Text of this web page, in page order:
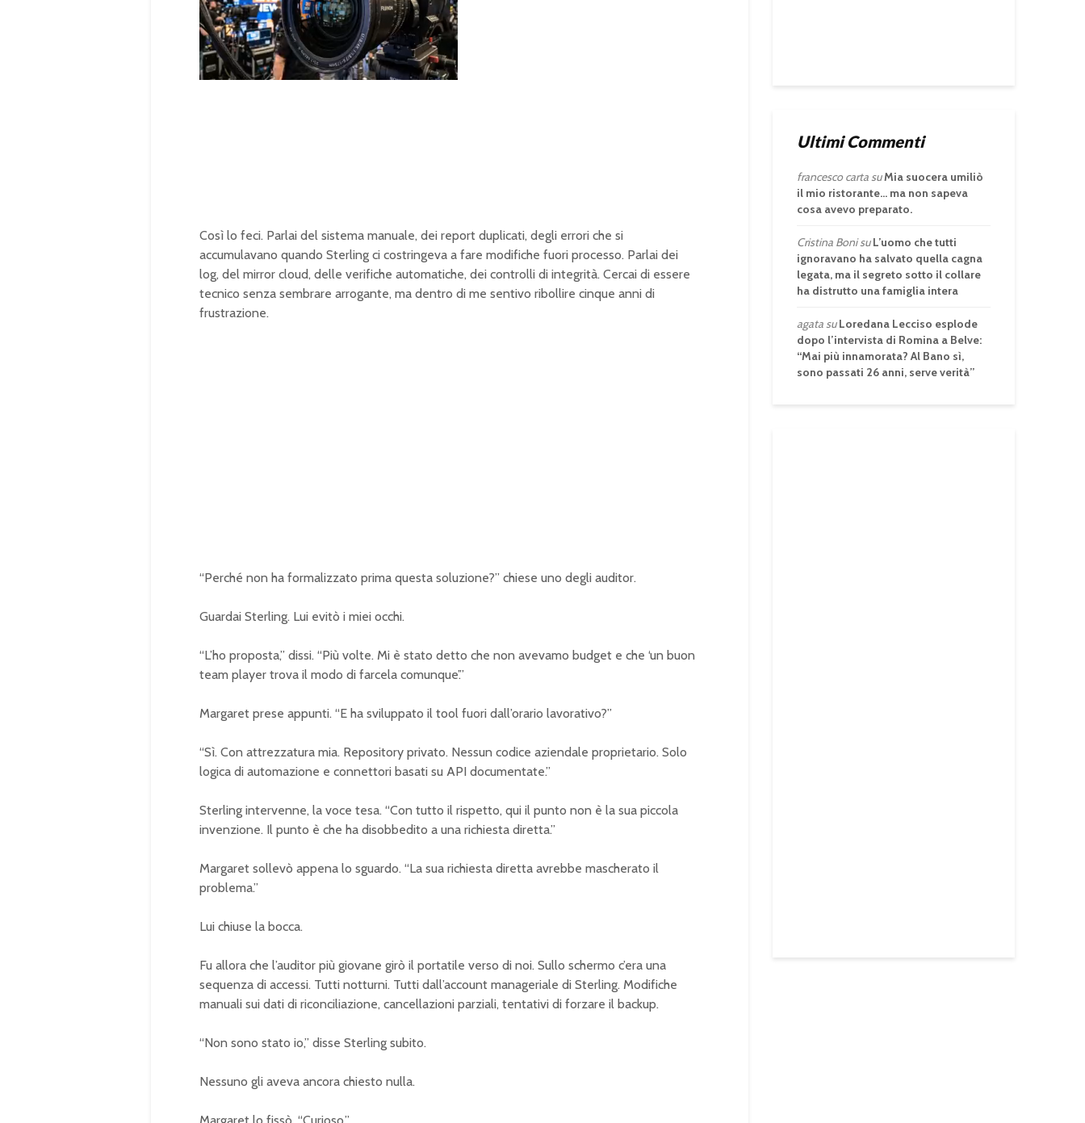
U
n
m
o
Così lo feci. Parlai del sistema manuale, dei report duplicati, degli errori che si
accumulavano quando Sterling ci costringeva a fare modifiche fuori processo. Parlai dei
log, del mirror cloud, delle verifiche automatiche, dei controlli di integrità. Cercai di essere
tecnico senza sembrare arrogante, ma dentro di me sentivo ribollire cinque anni di
frustrazione.
“Perché non ha formalizzato prima questa soluzione?” chiese uno degli auditor.
Guardai Sterling. Lui evitò i miei occhi.
“L’ho proposta,” dissi. “Più volte. Mi è stato detto che non avevamo budget e che ‘un buon
team player trova il modo di farcela comunque’.”
Margaret prese appunti. “E ha sviluppato il tool fuori dall’orario lavorativo?”
“Sì. Con attrezzatura mia. Repository privato. Nessun codice aziendale proprietario. Solo
logica di automazione e connettori basati su API documentate.”
Sterling intervenne, la voce tesa. “Con tutto il rispetto, qui il punto non è la sua piccola
invenzione. Il punto è che ha disobbedito a una richiesta diretta.”
Margaret sollevò appena lo sguardo. “La sua richiesta diretta avrebbe mascherato il
problema.”
Lui chiuse la bocca.
Fu allora che l’auditor più giovane girò il portatile verso di noi. Sullo schermo c’era una
sequenza di accessi. Tutti notturni. Tutti dall’account manageriale di Sterling. Modifiche
manuali sui dati di riconciliazione, cancellazioni parziali, tentativi di forzare il backup.
“Non sono stato io,” disse Sterling subito.
Nessuno gli aveva ancora chiesto nulla.
Ultimi Commenti
francesco cartasuMia suocera umiliò
il mio ristorante… ma non sapeva
cosa avevo preparato.
Cristina BonisuL’uomo che tutti
ignoravano ha salvato quella cagna
legata, ma il segreto sotto il collare
ha distrutto una famiglia intera
agatasuLoredana Lecciso esplode
dopo l’intervista di Romina a Belve:
“Mai più innamorata? Al Bano sì,
sono passati 26 anni, serve verità”